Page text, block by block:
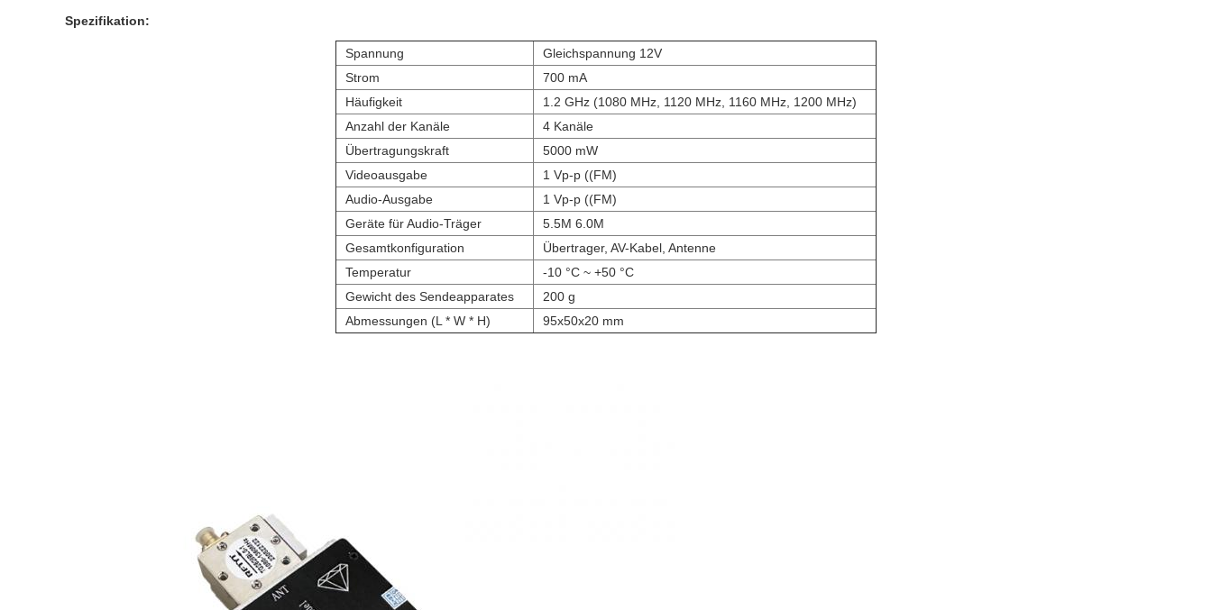
Spezifikation:
Spannung
Gleichspannung 12V
Strom
700 mA
Häufigkeit
1.2 GHz (1080 MHz, 1120 MHz, 1160 MHz, 1200 MHz)
Anzahl der Kanäle
4 Kanäle
Übertragungskraft
5000 mW
Videoausgabe
1 Vp-p ((FM)
Audio-Ausgabe
1 Vp-p ((FM)
Geräte für Audio-Träger
5.5M 6.0M
Gesamtkonfiguration
Übertrager, AV-Kabel, Antenne
Temperatur
-10 °C ~ +50 °C
Gewicht des Sendeapparates
200 g
Abmessungen (L * W * H)
95x50x20 mm